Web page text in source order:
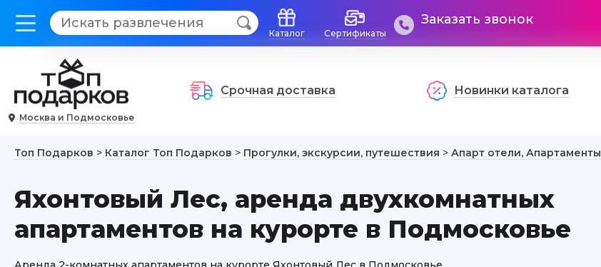
Каталог Сертификаты
Заказать звонок
Москва и Подмосковье
Срочная доставка Новинки каталога
Топ Подарков > Каталог Топ Подарков > Прогулки, экскурсии, путешествия > Апарт отели, Апартаменты
Яхонтовый Лес, аренда двухкомнатных
апартаментов на курорте в Подмосковье